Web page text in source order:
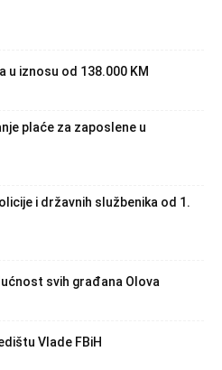
u iznosu od 138.000 KM
plaće za zaposlene u
i državnih službenika od 1.
svih građana Olova
Vlade FBiH